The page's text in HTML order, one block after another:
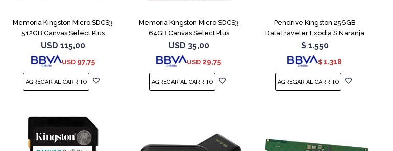
Memoria Kingston Micro SDCS3
512GB Canvas Select Plus
USD 115,00
USD 97,75
Memoria Kingston Micro SDCS3
64GB Canvas Select Plus
USD 35,00
USD 29,75
Pendrive Kingston 256GB
DataTraveler Exodia S Naranja
$ 1.550
$ 1.318